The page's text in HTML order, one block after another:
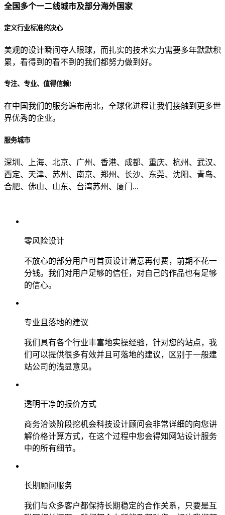
贵公司的团队规模是？
目前主要的营销渠道是？
全国多个一二线城市及部分海外国家
定义行业标准的决心
美观的设计瞬间夺人眼球，而扎实的技术实力需要多年默默积
累，看得到的看不到的我们都努力做到好。
专注、专业、值得信赖!
在中国我们的服务遍布南北，全球化进程让我们接触到更多世
界优秀的企业。
服务城市
深圳、上海、北京、广州、香港、成都、重庆、杭州、武汉、
西定、天津、苏州、南京、郑州、长沙、东莞、沈阳、青岛、
合肥、佛山、山东、台湾苏州、厦门...
零风险设计
不放心的部分用户可首页设计满意再付费，前期不花一
分钱。我们对用户足够的信任，对自己的作品也有足够
的信心。
专业且落地的建议
我们具有各个行业丰富地实操经验，针对您的站点，我
们可以提供很多有效并且可落地的建议，区别于一般建
站公司的浅显意见。
透明干净的报价方式
商务洽谈阶段挖机会科技设计顾问会非常详细的向您讲
解价格计算方式，在这个过程中您会得知网站设计服务
中的所有细节。
长期顾问服务
我们与众多客户都保持长期稳定的合作关系，只要是互